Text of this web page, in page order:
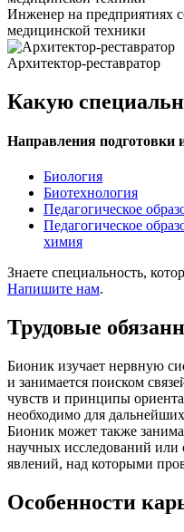
Инженер на предприятиях
медицинской техники
Архитектор-реставратор
Какую
Направления подготовки
Биология
Биотехнология
Педагогическое
Педагогическое
химия
Знаете специальность,
Напишите нам.
Трудовые
Бионик изучает нервную
и занимается поиском
чувств и принципы
необходимо для
Бионик может также
научных исследований или
явлений, над которыми
Особенности